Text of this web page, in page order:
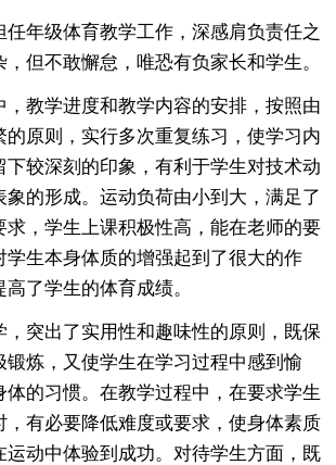
年级体育教学工作，深感肩负责任之
但不敢懈怠，唯恐有负家长和学生。
教学进度和教学内容的安排，按照由
的原则，实行多次重复练习，使学习内
下较深刻的印象，有利于学生对技术动
象的形成。运动负荷由小到大，满足了
求，学生上课积极性高，能在老师的要
学生本身体质的增强起到了很大的作
了学生的体育成绩。
突出了实用性和趣味性的原则，既保
锻炼，又使学生在学习过程中感到愉
体的习惯。在教学过程中，在要求学生
，有必要降低难度或要求，使身体素质
运动中体验到成功。对待学生方面，既